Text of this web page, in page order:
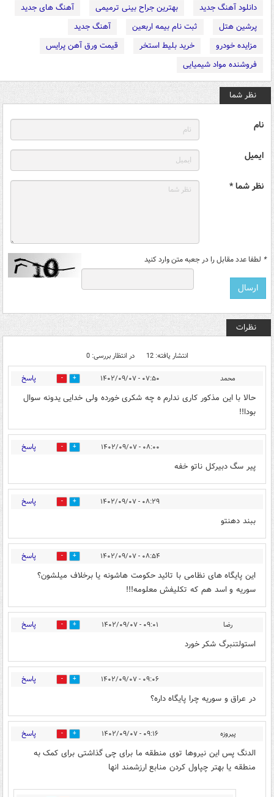
دانلود آهنگ جدید
بهترین جراح بینی ترمیمی
آهنگ های جدید
پرشین هتل
ثبت نام بیمه اربعین
آهنگ جدید
مزایده خودرو
خرید بلیط استخر
قیمت ورق آهن پرایس
فروشنده مواد شیمیایی
نظر شما
نام
ایمیل
نظر شما *
* لطفا عدد مقابل را در جعبه متن وارد کنید
نظرات
انتشار یافته: 12 در انتظار بررسی: 0
محمد ۰۷:۵۰ - ۱۴۰۲/۰۹/۰۷ 0 پاسخ
حالا با این مذکور کاری ندارم ه چه شکری خورده ولی خدایی یدونه سوال
بودا!!
۰۸:۰۰ - ۱۴۰۲/۰۹/۰۷ 3 پاسخ
پیر سگ دبیرکل ناتو خفه
۰۸:۲۹ - ۱۴۰۲/۰۹/۰۷ 2 پاسخ
ببند دهنتو
۰۸:۵۴ - ۱۴۰۲/۰۹/۰۷ 2 پاسخ
این پایگاه های نظامی با تائید حکومت هاشونه یا برخلاف میلشون؟
سوریه و اسد هم که تکلیفش معلومه!!!
رضا ۰۹:۰۱ - ۱۴۰۲/۰۹/۰۷ 2 پاسخ
استولتنبرگ شکر خورد
۰۹:۰۶ - ۱۴۰۲/۰۹/۰۷ 4 پاسخ
در عراق و سوریه چرا پایگاه داره؟
پیروزه ۰۹:۱۶ - ۱۴۰۲/۰۹/۰۷ 4 پاسخ
الدنگ پس این نیروها توی منطقه ما برای چی گذاشتی برای کمک به
منطقه یا بهتر چپاول کردن منابع ارزشمند انها